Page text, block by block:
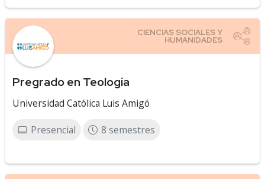
Pregrado en Teología
Universidad Católica Luis Amigó
Presencial 8 semestres